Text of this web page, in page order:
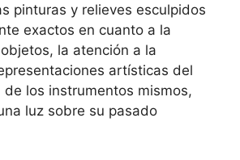
pinturas y relieves esculpidos
exactos en cuanto a la
la atención a la
artísticas del
los instrumentos mismos,
luz sobre su pasado